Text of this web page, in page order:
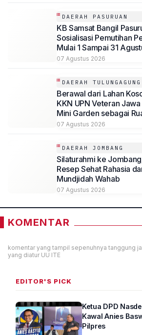
DAERAH PASURUAN
KB Samsat Bangil
Sosialisasi Pemutihan
Mulai 1 Sampai 31
07 Agustus 2026
DAERAH TULUNGAGUNG
Berawal dari Lahan
KKN UPN Veteran
Mini Garden sebagai
SMP Al-Azhaar
07 Agustus 2026
DAERAH JOMBANG
Silaturahmi ke
Resep Sehat Rahasia
Mundjidah Wahab
07 Agustus 2026
KOMENTAR
komentar yang tampil sepenuhnya tanggung
yang diatur UU ITE
EDITOR'S PICK
Ketua DPD
Kawal Anies
Pilpres